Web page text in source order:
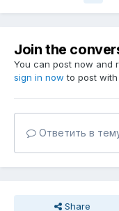
Join the
You can post now and
sign in now to post
Ответить в
Share